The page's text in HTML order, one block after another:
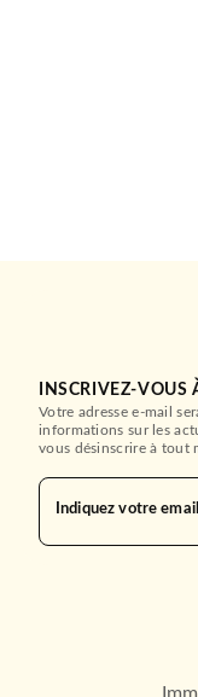
INSCRIVEZ-VOUS
Votre adresse e-mail
informations sur les
vous désinscrire à tout
Indiquez votre email